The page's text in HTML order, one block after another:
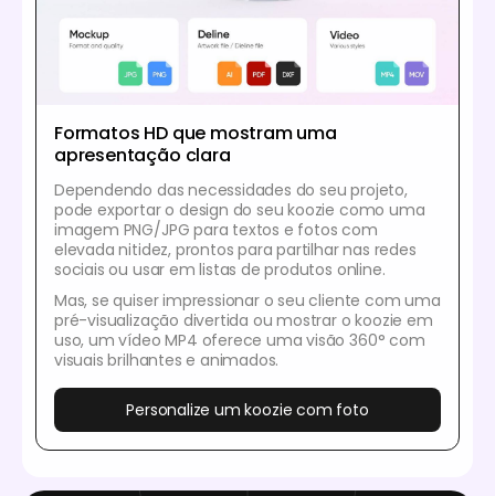
Formatos HD que mostram uma
apresentação clara
Dependendo das necessidades do seu projeto,
pode exportar o design do seu koozie como uma
imagem PNG/JPG para textos e fotos com
elevada nitidez, prontos para partilhar nas redes
sociais ou usar em listas de produtos online.
Mas, se quiser impressionar o seu cliente com uma
pré-visualização divertida ou mostrar o koozie em
uso, um vídeo MP4 oferece uma visão 360° com
visuais brilhantes e animados.
Personalize um koozie com foto